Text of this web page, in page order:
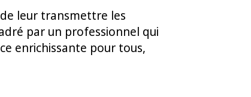
leur transmettre les
par un professionnel qui
enrichissante pour tous,